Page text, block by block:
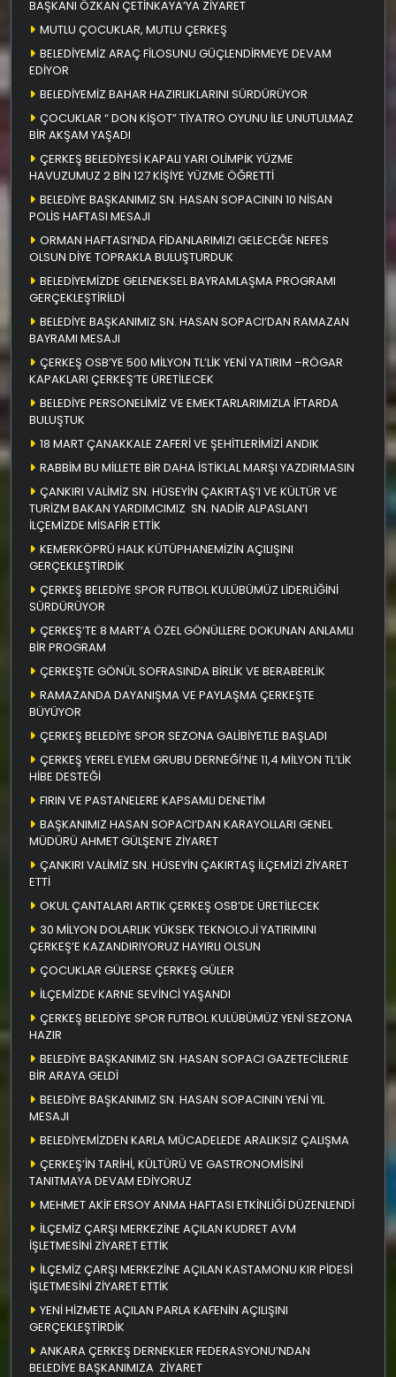
BAŞKANI ÖZKAN ÇETİNKAYA’YA ZİYARET
MUTLU ÇOCUKLAR, MUTLU ÇERKEŞ
BELEDİYEMİZ ARAÇ FİLOSUNU GÜÇLENDİRMEYE DEVAM
EDİYOR
BELEDİYEMİZ BAHAR HAZIRLIKLARINI SÜRDÜRÜYOR
ÇOCUKLAR “ DON KİŞOT” TİYATRO OYUNU İLE UNUTULMAZ
BİR AKŞAM YAŞADI
ÇERKEŞ BELEDİYESİ KAPALI YARI OLİMPİK YÜZME
HAVUZUMUZ 2 BİN 127 KİŞİYE YÜZME ÖĞRETTİ
BELEDİYE BAŞKANIMIZ SN. HASAN SOPACININ 10 NİSAN
POLİS HAFTASI MESAJI
ORMAN HAFTASI’NDA FİDANLARIMIZI GELECEĞE NEFES
OLSUN DİYE TOPRAKLA BULUŞTURDUK
BELEDİYEMİZDE GELENEKSEL BAYRAMLAŞMA PROGRAMI
GERÇEKLEŞTİRİLDİ
BELEDİYE BAŞKANIMIZ SN. HASAN SOPACI’DAN RAMAZAN
BAYRAMI MESAJI
ÇERKEŞ OSB’YE 500 MİLYON TL’LİK YENİ YATIRIM –RÖGAR
KAPAKLARI ÇERKEŞ’TE ÜRETİLECEK
BELEDİYE PERSONELİMİZ VE EMEKTARLARIMIZLA İFTARDA
BULUŞTUK
18 MART ÇANAKKALE ZAFERİ VE ŞEHİTLERİMİZİ ANDIK
RABBİM BU MİLLETE BİR DAHA İSTİKLAL MARŞI YAZDIRMASIN
ÇANKIRI VALİMİZ SN. HÜSEYİN ÇAKIRTAŞ’I VE KÜLTÜR VE
TURİZM BAKAN YARDIMCIMIZ SN. NADİR ALPASLAN’I
İLÇEMİZDE MİSAFİR ETTİK
KEMERKÖPRÜ HALK KÜTÜPHANEMİZİN AÇILIŞINI
GERÇEKLEŞTİRDİK
ÇERKEŞ BELEDİYE SPOR FUTBOL KULÜBÜMÜZ LİDERLİĞİNİ
SÜRDÜRÜYOR
ÇERKEŞ’TE 8 MART’A ÖZEL GÖNÜLLERE DOKUNAN ANLAMLI
BİR PROGRAM
ÇERKEŞTE GÖNÜL SOFRASINDA BİRLİK VE BERABERLİK
RAMAZANDA DAYANIŞMA VE PAYLAŞMA ÇERKEŞTE
BÜYÜYOR
ÇERKEŞ BELEDİYE SPOR SEZONA GALİBİYETLE BAŞLADI
ÇERKEŞ YEREL EYLEM GRUBU DERNEĞİ’NE 11,4 MİLYON TL’LİK
HİBE DESTEĞİ
FIRIN VE PASTANELERE KAPSAMLI DENETİM
BAŞKANIMIZ HASAN SOPACI’DAN KARAYOLLARI GENEL
MÜDÜRÜ AHMET GÜLŞEN’E ZİYARET
ÇANKIRI VALİMİZ SN. HÜSEYİN ÇAKIRTAŞ İLÇEMİZİ ZİYARET
ETTİ
OKUL ÇANTALARI ARTIK ÇERKEŞ OSB’DE ÜRETİLECEK
30 MİLYON DOLARLIK YÜKSEK TEKNOLOJİ YATIRIMINI
ÇERKEŞ’E KAZANDIRIYORUZ HAYIRLI OLSUN
ÇOCUKLAR GÜLERSE ÇERKEŞ GÜLER
İLÇEMİZDE KARNE SEVİNCİ YAŞANDI
ÇERKEŞ BELEDİYE SPOR FUTBOL KULÜBÜMÜZ YENİ SEZONA
HAZIR
BELEDİYE BAŞKANIMIZ SN. HASAN SOPACI GAZETECİLERLE
BİR ARAYA GELDİ
BELEDİYE BAŞKANIMIZ SN. HASAN SOPACININ YENİ YIL
MESAJI
BELEDİYEMİZDEN KARLA MÜCADELEDE ARALIKSIZ ÇALIŞMA
ÇERKEŞ’İN TARİHİ, KÜLTÜRÜ VE GASTRONOMİSİNİ
TANITMAYA DEVAM EDİYORUZ
MEHMET AKİF ERSOY ANMA HAFTASI ETKİNLİĞİ DÜZENLENDİ
İLÇEMİZ ÇARŞI MERKEZİNE AÇILAN KUDRET AVM
İŞLETMESİNİ ZİYARET ETTİK
İLÇEMİZ ÇARŞI MERKEZİNE AÇILAN KASTAMONU KIR PİDESİ
İŞLETMESİNİ ZİYARET ETTİK
YENİ HİZMETE AÇILAN PARLA KAFENİN AÇILIŞINI
GERÇEKLEŞTİRDİK
ANKARA ÇERKEŞ DERNEKLER FEDERASYONU’NDAN
BELEDİYE BAŞKANIMIZA ZİYARET